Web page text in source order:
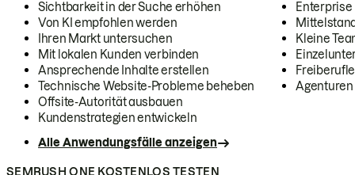
Sichtbarkeit in der Suche erhöhen
Von KI empfohlen werden
Ihren Markt untersuchen
Mit lokalen Kunden verbinden
Ansprechende Inhalte erstellen
Technische Website-Probleme beheben
Offsite-Autorität ausbauen
Kundenstrategien entwickeln
Alle Anwendungsfälle anzeigen
Enterprise
Kleine
Agenturen
SEMRUSH ONE KOSTENLOS TESTEN